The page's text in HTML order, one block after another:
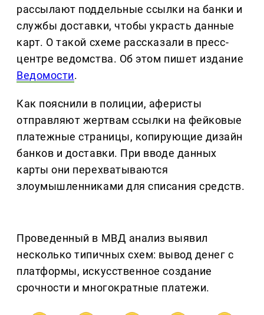
рассылают поддельные ссылки на банки и
службы доставки, чтобы украсть данные
карт. О такой схеме рассказали в пресс-
центре ведомства. Об этом пишет издание
Ведомости.
Как пояснили в полиции, аферисты
отправляют жертвам ссылки на фейковые
платежные страницы, копирующие дизайн
банков и доставки. При вводе данных
карты они перехватываются
злоумышленниками для списания средств.
Проведенный в МВД анализ выявил
несколько типичных схем: вывод денег с
платформы, искусственное создание
срочности и многократные платежи.